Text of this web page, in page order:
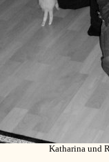
Katharina und